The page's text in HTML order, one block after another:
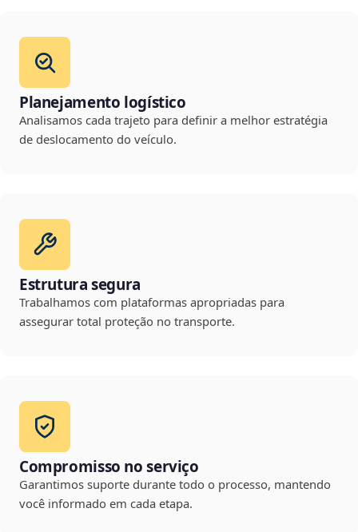
Planejamento logístico
Analisamos cada trajeto para definir a melhor estratégia
de deslocamento do veículo.
Estrutura segura
Trabalhamos com plataformas apropriadas para
assegurar total proteção no transporte.
Compromisso no serviço
Garantimos suporte durante todo o processo, mantendo
você informado em cada etapa.